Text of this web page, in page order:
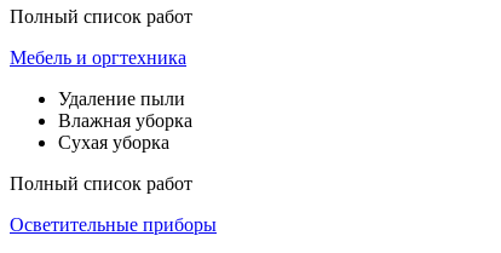
Полный список работ
Мебель и оргтехника
Удаление пыли
Влажная уборка
Сухая уборка
Полный список работ
Осветительные приборы